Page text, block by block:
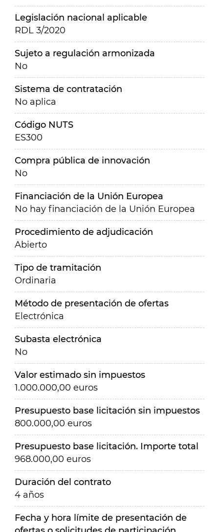
Legislación nacional aplicable
RDL 3/2020
Sujeto a regulación armonizada
No
Sistema de contratación
No aplica
Código NUTS
ES300
Compra pública de innovación
No
Financiación de la Unión Europea
No hay financiación de la Unión Europea
Procedimiento de adjudicación
Abierto
Tipo de tramitación
Ordinaria
Método de presentación de ofertas
Electrónica
Subasta electrónica
No
Valor estimado sin impuestos
1.000.000,00 euros
Presupuesto base licitación sin impuestos
800.000,00 euros
Presupuesto base licitación. Importe total
968.000,00 euros
Duración del contrato
4 años
Fecha y hora límite de presentación de